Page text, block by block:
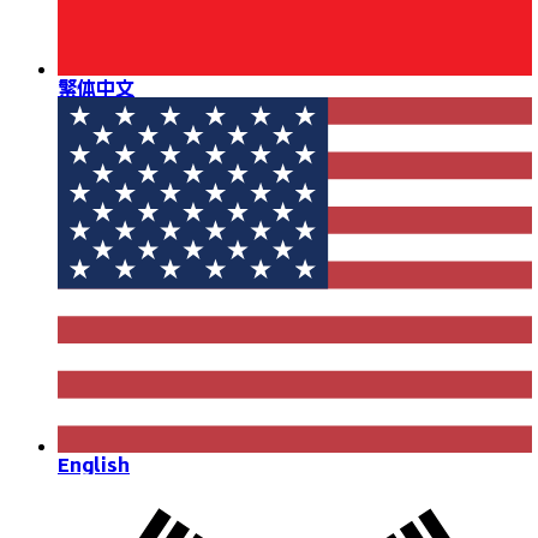
繁体中文
English